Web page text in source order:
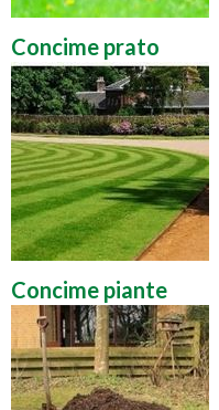
Concime prato
Concime piante